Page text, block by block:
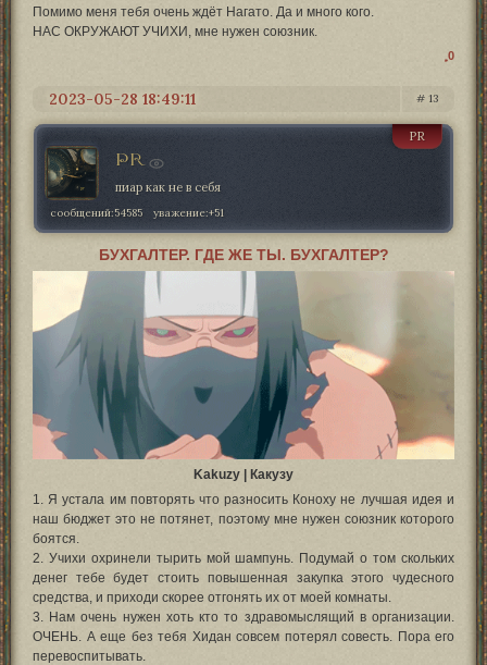
Помимо меня тебя очень ждёт Нагато. Да и много кого.
НАС ОКРУЖАЮТ УЧИХИ, мне нужен союзник.
0
13
2023-05-28 18:49:11
PR
PR
пиар как не в себя
сообщений:54585 уважение:+51
БУХГАЛТЕР. ГДЕ ЖЕ ТЫ. БУХГАЛТЕР?
Kakuzy | Какузу
1. Я устала им повторять что разносить Коноху не лучшая идея и
наш бюджет это не потянет, поэтому мне нужен союзник которого
боятся.
2. Учихи охринели тырить мой шампунь. Подумай о том скольких
денег тебе будет стоить повышенная закупка этого чудесного
средства, и приходи скорее отгонять их от моей комнаты.
3. Нам очень нужен хоть кто то здравомыслящий в организации.
ОЧЕНЬ. А еще без тебя Хидан совсем потерял совесть. Пора его
перевоспитывать.